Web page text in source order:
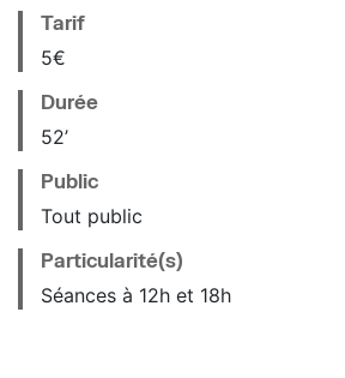
Tarif
5€
Durée
52’
Public
Tout public
Particularité(s)
Séances à 12h et 18h